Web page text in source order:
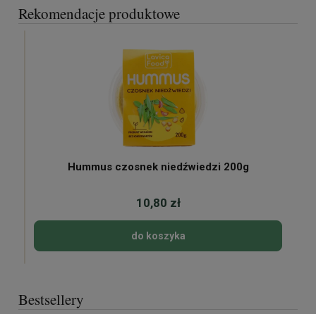
Rekomendacje produktowe
Hummus czosnek niedźwiedzi 200g
10,80 zł
do koszyka
Bestsellery